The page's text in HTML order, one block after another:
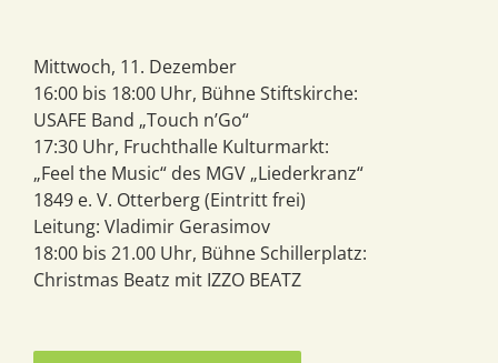
Mittwoch, 11. Dezember
16:00 bis 18:00 Uhr, Bühne Stiftskirche:
USAFE Band „Touch n’Go“
17:30 Uhr, Fruchthalle Kulturmarkt:
„Feel the Music“ des MGV „Liederkranz“
1849 e. V. Otterberg (Eintritt frei)
Leitung: Vladimir Gerasimov
18:00 bis 21.00 Uhr, Bühne Schillerplatz:
Christmas Beatz mit IZZO BEATZ